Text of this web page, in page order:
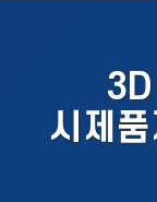
시제